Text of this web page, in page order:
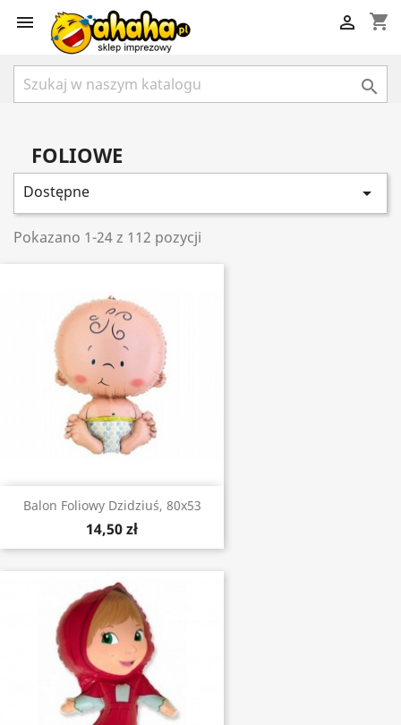
 shopping_cart


FOLIOWE
Dostępne 
Pokazano 1-24 z 112 pozycji
Balon Foliowy Dzidziuś, 80x53
14,50 zł